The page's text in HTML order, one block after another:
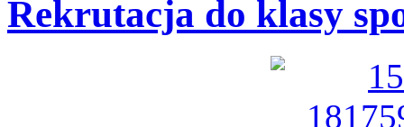
Rekrutacja do klasy